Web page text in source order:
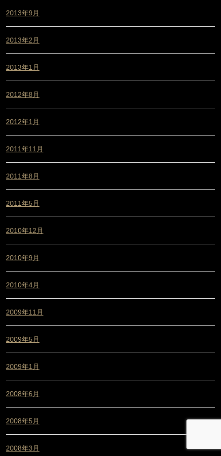
2013年9月
2013年2月
2013年1月
2012年8月
2012年1月
2011年11月
2011年8月
2011年5月
2010年12月
2010年9月
2010年4月
2009年11月
2009年5月
2009年1月
2008年6月
2008年5月
2008年3月